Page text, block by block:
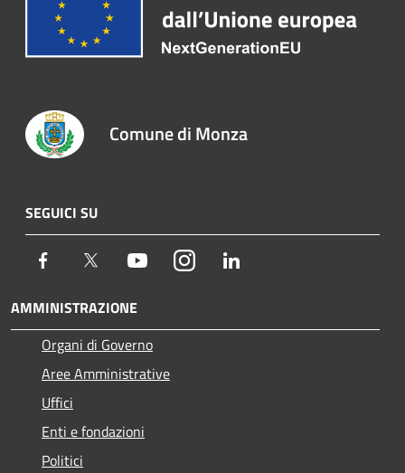
Comune di Monza
SEGUICI SU
Facebook Twitter YoutubeInstagram
AMMINISTRAZIONE
Organi di Governo
Aree Amministrative
Uffici
Enti e fondazioni
Politici